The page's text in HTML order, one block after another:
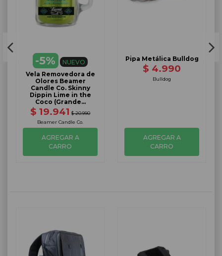
-5%
NUEVO
Vela Removedora de
Olores Beamer
Candle Co. Skinny
Dippin Lime in the
Coco (Grande...
$ 19.941 $ 20.990
Beamer Candle Co.
AGREGAR A
CARRO
Pipa Metálica Bulldog
$ 4.990
Bulldog
AGREGAR A
CARRO